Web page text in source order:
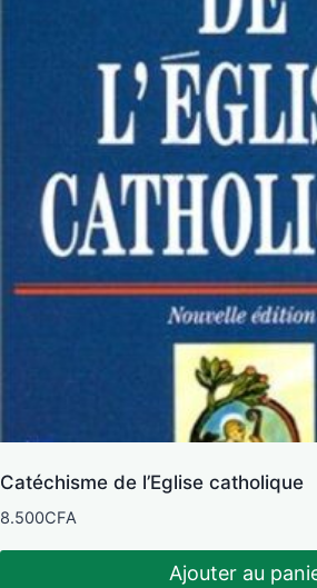
Catéchisme de l’Eglise catholique
8.500CFA
Ajouter au